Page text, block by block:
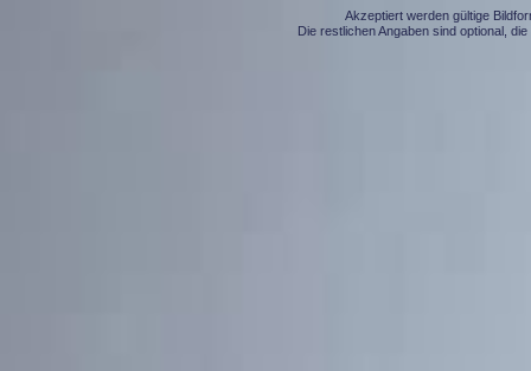
Akzeptiert werden gültige
Die restlichen Angaben sind optional,